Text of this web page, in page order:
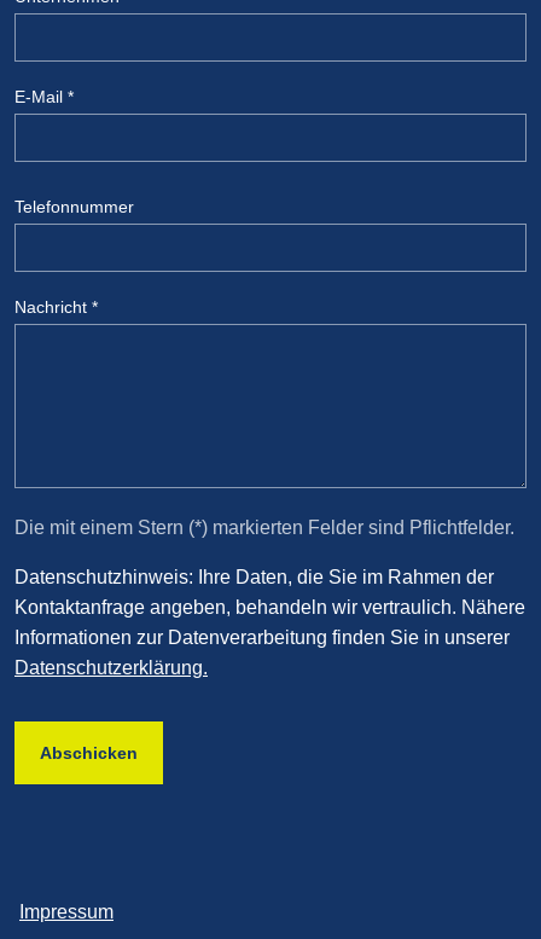
E-Mail *
Telefonnummer
Nachricht *
Die mit einem Stern (*) markierten Felder sind Pflichtfelder.
Datenschutzhinweis: Ihre Daten, die Sie im Rahmen der
Kontaktanfrage angeben, behandeln wir vertraulich. Nähere
Informationen zur Datenverarbeitung finden Sie in unserer
Datenschutzerklärung.
Abschicken
Impressum